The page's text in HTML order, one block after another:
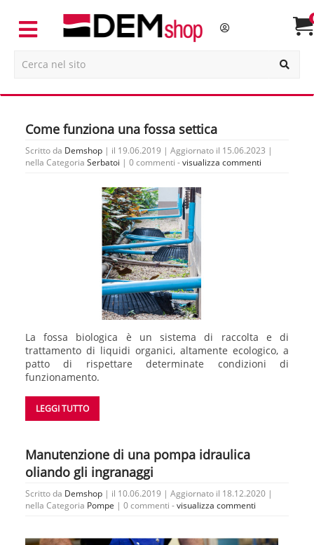
Come funziona una fossa settica
Scritto da Demshop | il 19.06.2019 | Aggiornato il 15.06.2023 |
nella Categoria Serbatoi | 0 commenti -visualizza commenti
La fossa biologica è un sistema di raccolta e di
trattamento di liquidi organici, altamente ecologico, a
patto di rispettare determinate condizioni di
funzionamento.
LEGGI TUTTO
Manutenzione di una pompa idraulica
oliando gli ingranaggi
Scritto da Demshop | il 10.06.2019 | Aggiornato il 18.12.2020 |
nella Categoria Pompe | 0 commenti -visualizza commenti